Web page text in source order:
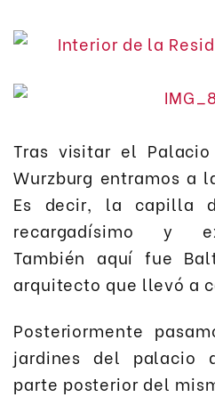
Tras visitar el
Wurzburg entramos a
Es decir, la capilla
recargadísimo y
También aquí fue
arquitecto que llevó a
Posteriormente
jardines del palacio
parte posterior del